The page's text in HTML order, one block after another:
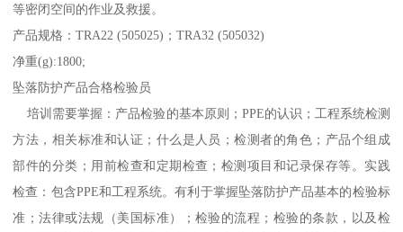
等密闭空间的作业及救援。
产品规格：TRA22 (505025)；TRA32 (505032)
净重(g):1800;
坠落防护产品合格检验员
培训需要掌握：产品检验的基本原则；PPE的认识；工程系统检测
方法，相关标准和认证；什么是人员；检测者的角色；产品个组成
部件的分类；用前检查和定期检查；检测项目和记录保存等。实践
检查：包含PPE和工程系统。有利于掌握坠落防护产品基本的检验标
准；法律或法规（美国标准）；检验的流程；检验的条款，以及检